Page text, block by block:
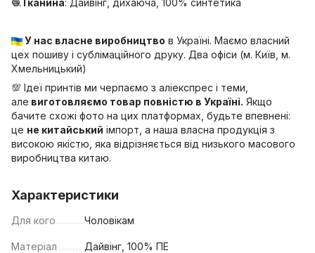
У нас власне виробництво в Україні. Маємо власний
цех пошиву і сублімаційного друку. Два офіси (м. Київ, м.
Хмельницький)
💯 Ідеї принтів ми черпаємо з аліекспрес і теми,
але виготовляємо товар повністю в Україні. Якщо
бачите схожі фото на цих платформах, будьте впевнені:
це не китайський імпорт, а наша власна продукція з
високою якістю, яка відрізняється від низького масового
виробництва китаю.
Характеристики
Для кого Чоловікам
Матеріал Дайвінг, 100% ПЕ